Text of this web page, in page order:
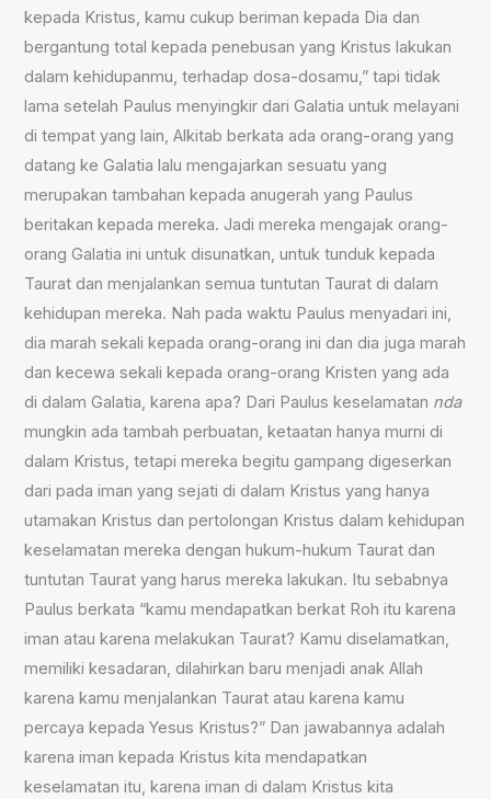
kepada Kristus, kamu cukup beriman kepada Dia dan
bergantung total kepada penebusan yang Kristus lakukan
dalam kehidupanmu, terhadap dosa-dosamu,” tapi tidak
lama setelah Paulus menyingkir dari Galatia untuk melayani
di tempat yang lain, Alkitab berkata ada orang-orang yang
datang ke Galatia lalu mengajarkan sesuatu yang
merupakan tambahan kepada anugerah yang Paulus
beritakan kepada mereka. Jadi mereka mengajak orang-
orang Galatia ini untuk disunatkan, untuk tunduk kepada
Taurat dan menjalankan semua tuntutan Taurat di dalam
kehidupan mereka. Nah pada waktu Paulus menyadari ini,
dia marah sekali kepada orang-orang ini dan dia juga marah
dan kecewa sekali kepada orang-orang Kristen yang ada
di dalam Galatia, karena apa? Dari Paulus keselamatan nda
mungkin ada tambah perbuatan, ketaatan hanya murni di
dalam Kristus, tetapi mereka begitu gampang digeserkan
dari pada iman yang sejati di dalam Kristus yang hanya
utamakan Kristus dan pertolongan Kristus dalam kehidupan
keselamatan mereka dengan hukum-hukum Taurat dan
tuntutan Taurat yang harus mereka lakukan. Itu sebabnya
Paulus berkata “kamu mendapatkan berkat Roh itu karena
iman atau karena melakukan Taurat? Kamu diselamatkan,
memiliki kesadaran, dilahirkan baru menjadi anak Allah
karena kamu menjalankan Taurat atau karena kamu
percaya kepada Yesus Kristus?” Dan jawabannya adalah
karena iman kepada Kristus kita mendapatkan
keselamatan itu, karena iman di dalam Kristus kita